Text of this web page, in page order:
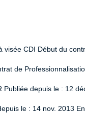
visée CDI Début du
de
depuis le : 12
le : 14 nov. 2013